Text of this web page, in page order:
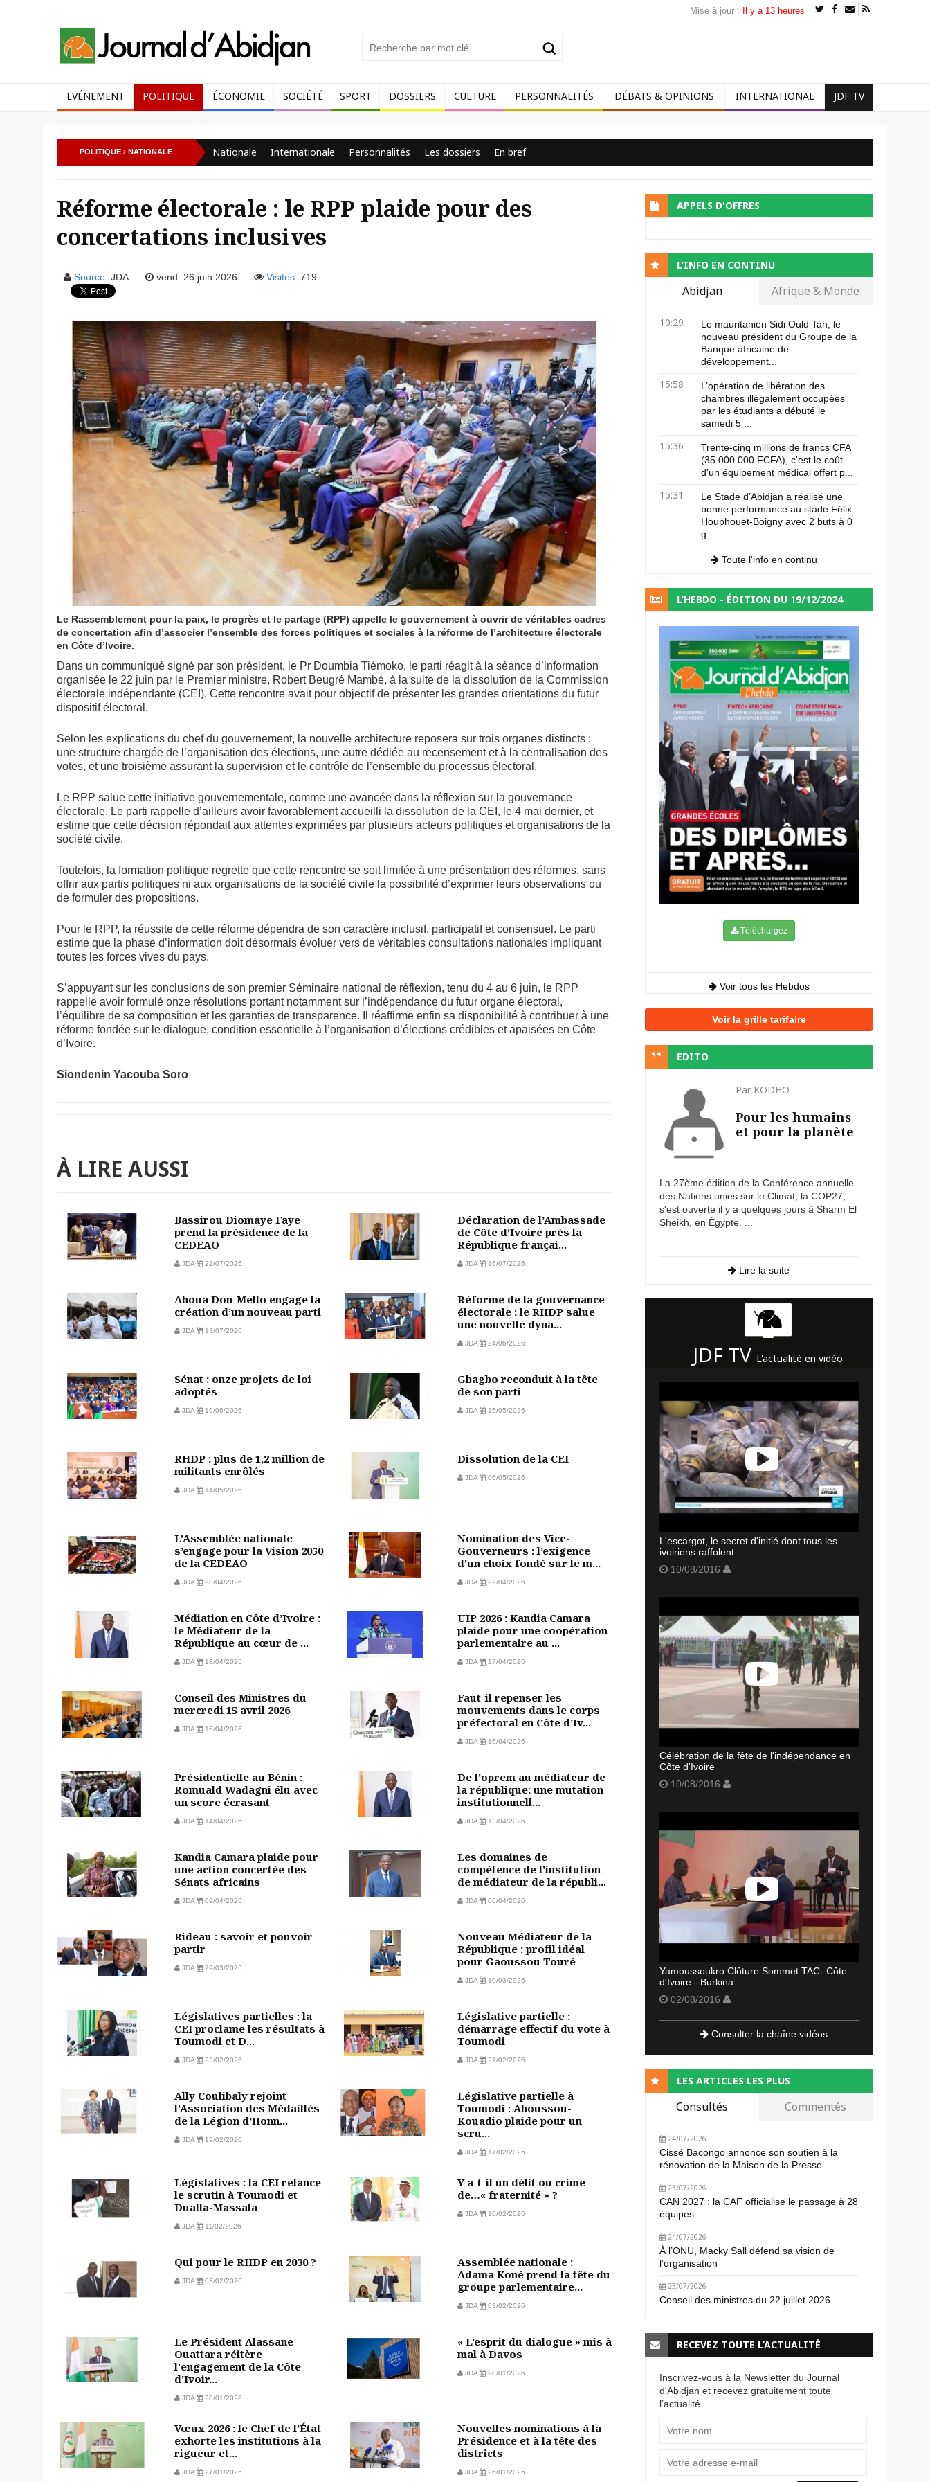
Mise à jour : Il y a 13 heures
EVÉNEMENT POLITIQUE ÉCONOMIE SOCIÉTÉ SPORT DOSSIERS CULTURE PERSONNALITÉS DÉBATS & OPINIONS INTERNATIONAL JDF TV
POLITIQUE NATIONALE Nationale Internationale Personnalités Les dossiers En bref
Réforme électorale : le RPP plaide pour des
concertations inclusives
Source: JDA vend. 26 juin 2026 Visites: 719
Le Rassemblement pour la paix, le progrès et le partage (RPP) appelle le gouvernement à ouvrir de véritables cadres
de concertation afin d’associer l’ensemble des forces politiques et sociales à la réforme de l’architecture électorale
en Côte d’Ivoire.
Dans un communiqué signé par son président, le Pr Doumbia Tiémoko, le parti réagit à la séance d’information
organisée le 22 juin par le Premier ministre, Robert Beugré Mambé, à la suite de la dissolution de la Commission
électorale indépendante (CEI). Cette rencontre avait pour objectif de présenter les grandes orientations du futur
dispositif électoral.
Selon les explications du chef du gouvernement, la nouvelle architecture reposera sur trois organes distincts :
une structure chargée de l’organisation des élections, une autre dédiée au recensement et à la centralisation des
votes, et une troisième assurant la supervision et le contrôle de l’ensemble du processus électoral.
Le RPP salue cette initiative gouvernementale, comme une avancée dans la réflexion sur la gouvernance
électorale. Le parti rappelle d’ailleurs avoir favorablement accueilli la dissolution de la CEI, le 4 mai dernier, et
estime que cette décision répondait aux attentes exprimées par plusieurs acteurs politiques et organisations de la
société civile.
Toutefois, la formation politique regrette que cette rencontre se soit limitée à une présentation des réformes, sans
offrir aux partis politiques ni aux organisations de la société civile la possibilité d’exprimer leurs observations ou
de formuler des propositions.
Pour le RPP, la réussite de cette réforme dépendra de son caractère inclusif, participatif et consensuel. Le parti
estime que la phase d’information doit désormais évoluer vers de véritables consultations nationales impliquant
toutes les forces vives du pays.
S’appuyant sur les conclusions de son premier Séminaire national de réflexion, tenu du 4 au 6 juin, le RPP
rappelle avoir formulé onze résolutions portant notamment sur l’indépendance du futur organe électoral,
l’équilibre de sa composition et les garanties de transparence. Il réaffirme enfin sa disponibilité à contribuer à une
réforme fondée sur le dialogue, condition essentielle à l’organisation d’élections crédibles et apaisées en Côte
d’Ivoire.
Siondenin Yacouba Soro
À LIRE AUSSI
Bassirou Diomaye Faye
prend la présidence de la
CEDEAO
JDA 22/07/2026
Déclaration de l’Ambassade
de Côte d’Ivoire près la
République françai...
JDA 16/07/2026
Ahoua Don-Mello engage la
création d’un nouveau parti
JDA 13/07/2026
Réforme de la gouvernance
électorale : le RHDP salue
une nouvelle dyna...
JDA 24/06/2026
Sénat : onze projets de loi
adoptés
JDA 19/06/2026
Gbagbo reconduit à la tête
de son parti
JDA 16/05/2026
RHDP : plus de 1,2 million de
militants enrôlés
JDA 14/05/2026
Dissolution de la CEI
JDA 06/05/2026
L’Assemblée nationale
s’engage pour la Vision 2050
de la CEDEAO
JDA 28/04/2026
Nomination des Vice-
Gouverneurs : l’exigence
d'un choix fondé sur le m...
JDA 22/04/2026
Médiation en Côte d’Ivoire :
le Médiateur de la
République au cœur de ...
JDA 18/04/2026
UIP 2026 : Kandia Camara
plaide pour une coopération
parlementaire au ...
JDA 17/04/2026
Conseil des Ministres du
mercredi 15 avril 2026
JDA 16/04/2026
Faut-il repenser les
mouvements dans le corps
préfectoral en Côte d’Iv...
JDA 16/04/2026
Présidentielle au Bénin :
Romuald Wadagni élu avec
un score écrasant
JDA 14/04/2026
De l'oprem au médiateur de
la république: une mutation
institutionnell...
JDA 13/04/2026
Kandia Camara plaide pour
une action concertée des
Sénats africains
JDA 09/04/2026
Les domaines de
compétence de l'institution
de médiateur de la républi...
JDA 06/04/2026
Rideau : savoir et pouvoir
partir
JDA 29/03/2026
Nouveau Médiateur de la
République : profil idéal
pour Gaoussou Touré
JDA 10/03/2026
Législatives partielles : la
CEI proclame les résultats à
Toumodi et D...
JDA 23/02/2026
Législative partielle :
démarrage effectif du vote à
Toumodi
JDA 21/02/2026
Ally Coulibaly rejoint
l’Association des Médaillés
de la Légion d’Honn...
JDA 19/02/2026
Législative partielle à
Toumodi : Ahoussou-
Kouadio plaide pour un
scru...
JDA 17/02/2026
Législatives : la CEI relance
le scrutin à Toumodi et
Dualla-Massala
JDA 11/02/2026
Y a-t-il un délit ou crime
de…« fraternité » ?
JDA 10/02/2026
Qui pour le RHDP en 2030 ?
JDA 03/02/2026
Assemblée nationale :
Adama Koné prend la tête du
groupe parlementaire...
JDA 03/02/2026
Le Président Alassane
Ouattara réitère
l'engagement de la Côte
d'Ivoir...
JDA 28/01/2026
« L’esprit du dialogue » mis à
mal à Davos
JDA 28/01/2026
Vœux 2026 : le Chef de l’État
exhorte les institutions à la
rigueur et...
JDA 27/01/2026
Nouvelles nominations à la
Présidence et à la tête des
districts
JDA 26/01/2026
APPELS D'OFFRES
L’INFO EN CONTINU
Abidjan Afrique & Monde
10:29
Le mauritanien Sidi Ould Tah, le
nouveau président du Groupe de la
Banque africaine de
développement...
15:58
L’opération de libération des
chambres illégalement occupées
par les étudiants a débuté le
samedi 5 ...
15:36
Trente-cinq millions de francs CFA
(35 000 000 FCFA), c'est le coût
d'un équipement médical offert p...
15:31
Le Stade d’Abidjan a réalisé une
bonne performance au stade Félix
Houphouët-Boigny avec 2 buts à 0
g...
Toute l'info en continu
L’HEBDO - ÉDITION DU 19/12/2024
Téléchargez
Voir tous les Hebdos
Voir la grille tarifaire
EDITO
Par KODHO
Pour les humains
et pour la planète
La 27ème édition de la Conférence annuelle
des Nations unies sur le Climat, la COP27,
s'est ouverte il y a quelques jours à Sharm El
Sheikh, en Égypte. ...
Lire la suite
JDF TV L'actualité en vidéo
L'escargot, le secret d'initié dont tous les
ivoiriens raffolent
10/08/2016
Célébration de la fête de l'indépendance en
Côte d'Ivoire
10/08/2016
Yamoussoukro Clôture Sommet TAC- Côte
d'Ivoire - Burkina
02/08/2016
Consulter la chaîne vidéos
LES ARTICLES LES PLUS
Consultés Commentés
24/07/2026
Cissé Bacongo annonce son soutien à la
rénovation de la Maison de la Presse
23/07/2026
CAN 2027 : la CAF officialise le passage à 28
équipes
24/07/2026
À l’ONU, Macky Sall défend sa vision de
l’organisation
23/07/2026
Conseil des ministres du 22 juillet 2026
RECEVEZ TOUTE L’ACTUALITÉ
Inscrivez-vous à la Newsletter du Journal
d'Abidjan et recevez gratuitement toute
l’actualité